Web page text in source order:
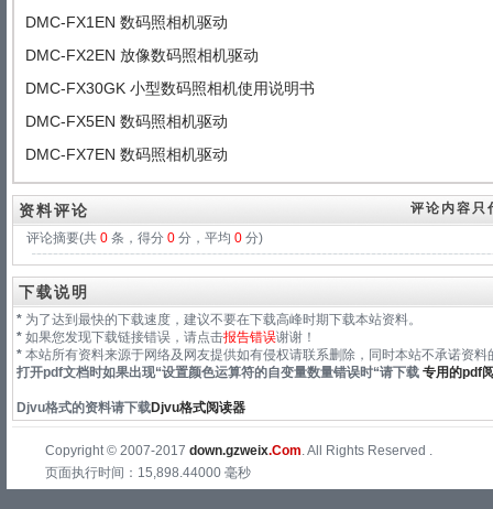
DMC-FX1EN 数码照相机驱动
DMC-FX2EN 放像数码照相机驱动
DMC-FX30GK 小型数码照相机使用说明书
DMC-FX5EN 数码照相机驱动
DMC-FX7EN 数码照相机驱动
资料评论
评论内容只
评论摘要(共 0 条，得分 0 分，平均 0 分)
下载说明
* 为了达到最快的下载速度，建议不要在下载高峰时期下载本站资料。
* 如果您发现下载链接错误，请点击报告错误谢谢！
* 本站所有资料来源于网络及网友提供如有侵权请联系删除，同时本站不承诺资料
打开pdf文档时如果出现“设置颜色运算符的自变量数量错误时“请下载 专用的pdf
Djvu格式的资料请下载Djvu格式阅读器
Copyright © 2007-2017 down.gzweix.Com. All Rights Reserved .
页面执行时间：15,898.44000 毫秒